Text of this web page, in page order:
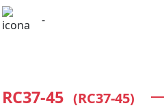
-
RC37-45 (RC37-45)